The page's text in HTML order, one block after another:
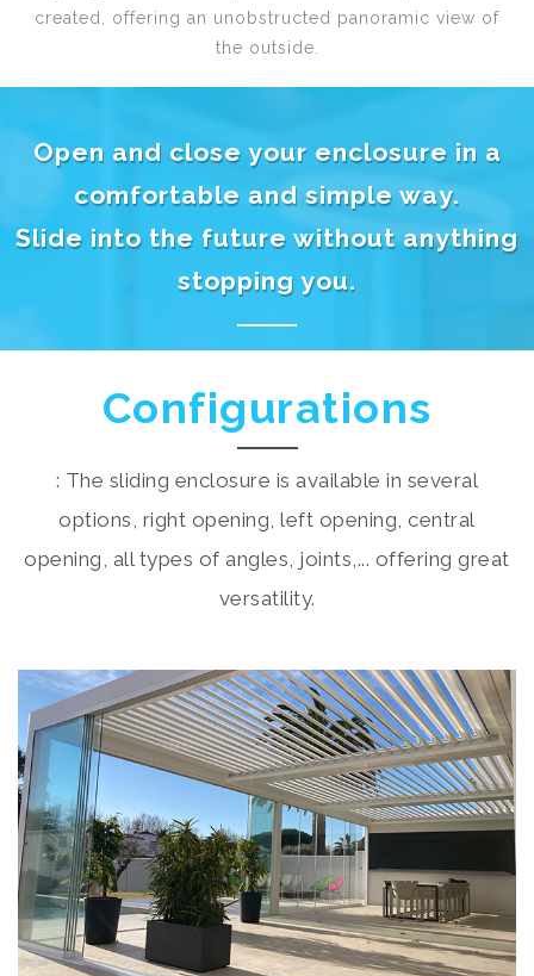
created, offering an unobstructed panoramic view of
the outside.
Open and close your enclosure in a
comfortable and simple way.
Slide into the future without anything
stopping you.
Configurations
: The sliding enclosure is available in several
options, right opening, left opening, central
opening, all types of angles, joints,... offering great
versatility.